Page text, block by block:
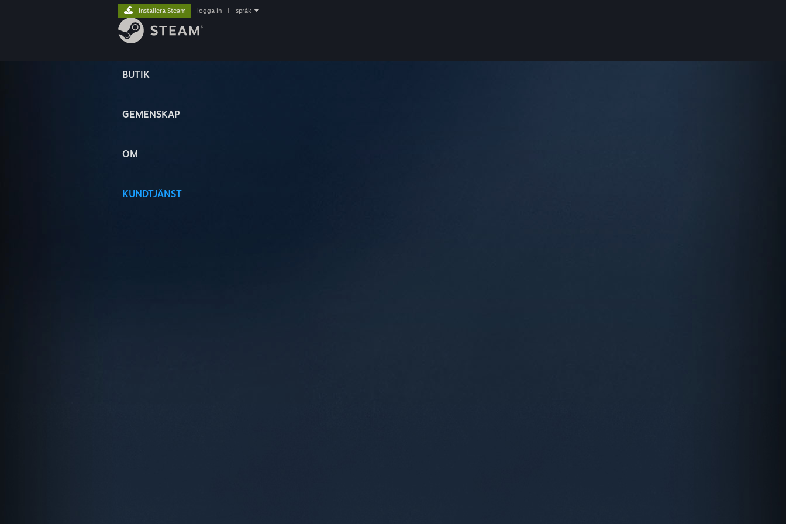
BUTIK
GEMENSKAP
OM
KUNDTJÄNST
Installera Steam logga in språk